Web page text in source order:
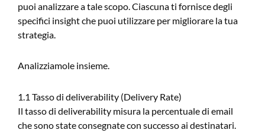
puoi analizzare a tale scopo. Ciascuna ti fornisce degli
specifici insight che puoi utilizzare per migliorare la tua
strategia.
Analizziamole insieme.
1.1 Tasso di deliverability (Delivery Rate)
Il tasso di deliverability misura la percentuale di email
che sono state consegnate con successo ai destinatari.